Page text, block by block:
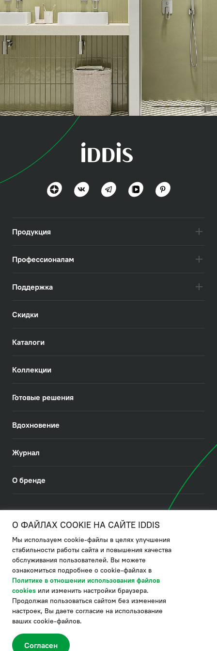
коллекция
Слайд (Slide)
Продукция
Профессионалам
Поддержка
Скидки
Каталоги
Коллекции
Готовые решения
Вдохновение
Журнал
О бренде
Политика в отношении использования файлов cookies
Политика обработки ПДн
Политика в области управления цепочкой поставки
по системе "НСЛС"
Производитель оставляет за собой право в любой момент
вносить изменения в комплектацию, дизайн и характеристики
товара, не ухудшающие его качество.
О ФАЙЛАХ COOKIE НА САЙТЕ IDDIS
Мы используем cookie-файлы в целях улучшения
стабильности работы сайта и повышения качества
обслуживания пользователей. Вы можете
ознакомиться подробнее о cookie-файлах в
Политике в отношении использования файлов
cookies или изменить настройки браузера.
Продолжая пользоваться сайтом без изменения
настроек, Вы даете согласие на использование
ваших cookie-файлов.
Согласен